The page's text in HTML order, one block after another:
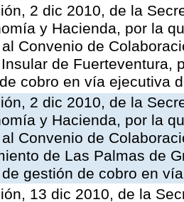
2 dic 2010, de la
y Hacienda, por la
Convenio de
de Fuerteventura,
cobro en vía ejecutiva
2 dic 2010, de la
y Hacienda, por la
Convenio de
de Las Palmas de
gestión de cobro en
13 dic 2010, de la